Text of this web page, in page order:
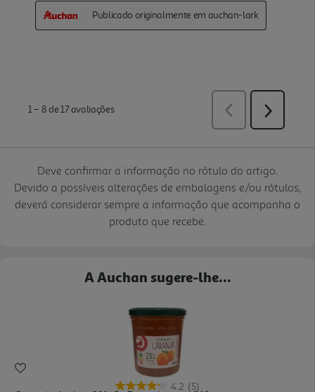
Deve confirmar a informação no rótulo do artigo.
Devido a possíveis alterações de embalagens e/ou rótulos,
deverá considerar sempre a informação que acompanha o
produto que recebe.
A Auchan sugere-lhe...
4.2 (5)